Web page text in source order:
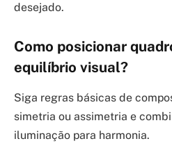
desejado.
Como posicionar
equilíbrio visual?
Siga regras básicas de
simetria ou assimetria e
iluminação para harmonia.